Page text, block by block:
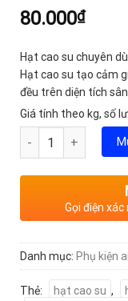
80.000₫
Hạt cao su chuyên
Hạt cao su tạo cảm
đều trên diện tích sân
Giá tính theo kg, số
Số lượng
Gọi điện
Danh mục: Phụ kiện
Thẻ: hạt cao su ,